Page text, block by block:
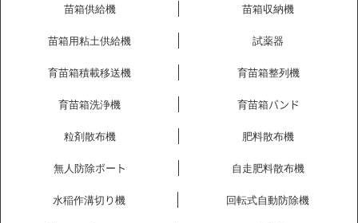
苗箱供給機 苗箱収納機
苗箱用粘土供給機 試薬器
育苗箱積載移送機 育苗箱整列機
育苗箱洗浄機 育苗箱バンド
粒剤散布機 肥料散布機
無人防除ボート 自走肥料散布機
水稲作溝切り機 回転式自動防除機